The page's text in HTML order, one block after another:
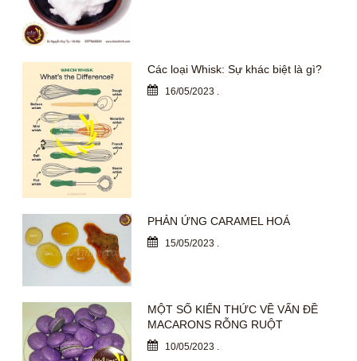
Các loại Whisk: Sự khác biệt là gì?
16/05/2023
PHẢN ỨNG CARAMEL HOÁ
15/05/2023
MỘT SỐ KIẾN THỨC VỀ VẤN ĐỀ
MACARONS RỖNG RUỘT
10/05/2023 .